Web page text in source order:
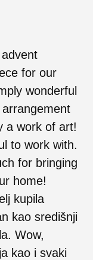
for our
wonderful
a work of art!
to work with.
for bringing
home!
kupila
kao središnji
Wow,
kao i svaki